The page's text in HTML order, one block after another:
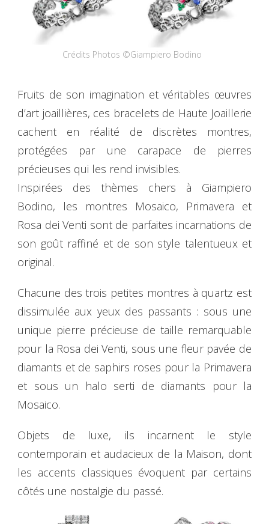
Crédits Photos ©Giampiero Bodino
Fruits de son imagination et véritables œuvres
d’art joaillières, ces bracelets de Haute Joaillerie
cachent en réalité de discrètes montres,
protégées par une carapace de pierres
précieuses qui les rend invisibles.
Inspirées des thèmes chers à Giampiero
Bodino, les montres Mosaico, Primavera et
Rosa dei Venti sont de parfaites incarnations de
son goût raffiné et de son style talentueux et
original.
Chacune des trois petites montres à quartz est
dissimulée aux yeux des passants : sous une
unique pierre précieuse de taille remarquable
pour la Rosa dei Venti, sous une fleur pavée de
diamants et de saphirs roses pour la Primavera
et sous un halo serti de diamants pour la
Mosaico.
Objets de luxe, ils incarnent le style
contemporain et audacieux de la Maison, dont
les accents classiques évoquent par certains
côtés une nostalgie du passé.